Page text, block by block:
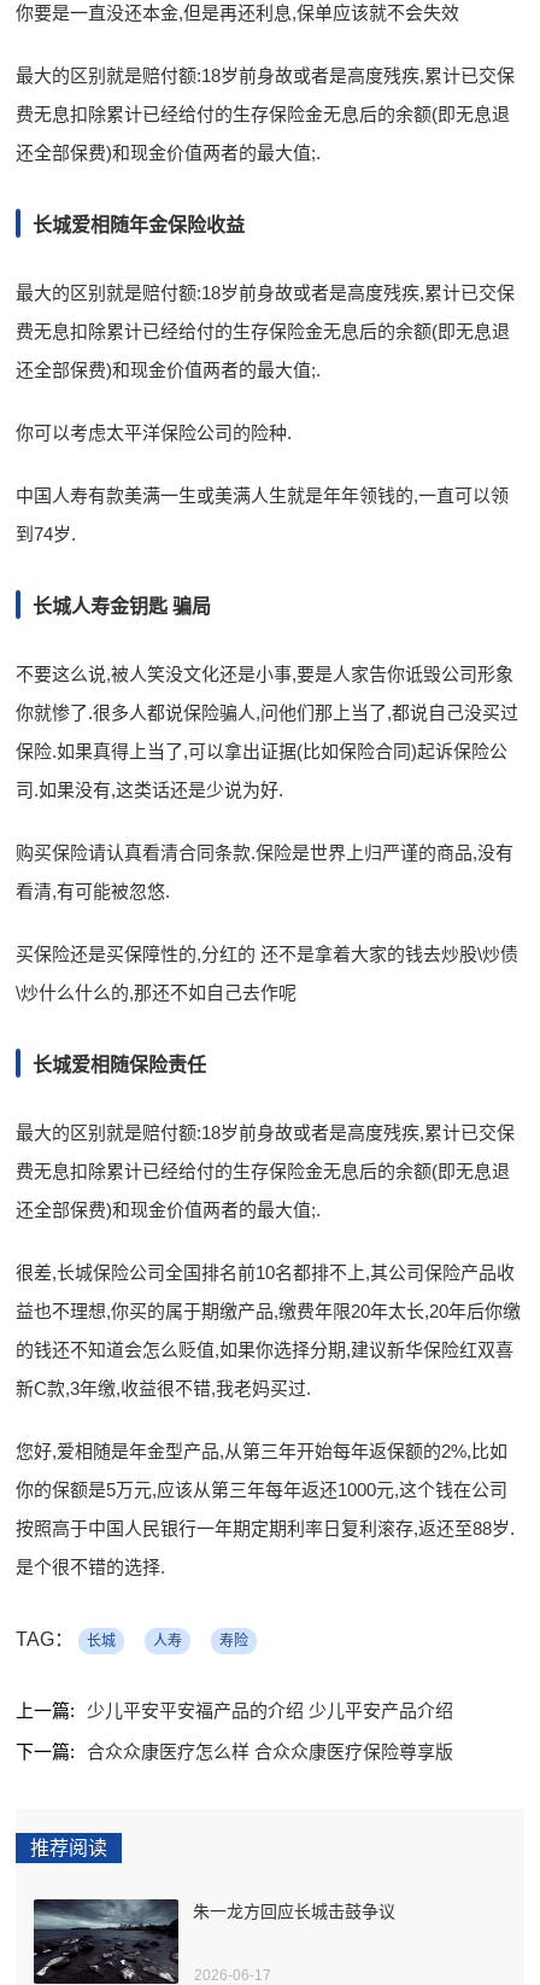
你要是一直没还本金,但是再还利息,保单应该就不会失效
最大的区别就是赔付额:18岁前身故或者是高度残疾,累计已交保
费无息扣除累计已经给付的生存保险金无息后的余额(即无息退
还全部保费)和现金价值两者的最大值;.
长城爱相随年金保险收益
最大的区别就是赔付额:18岁前身故或者是高度残疾,累计已交保
费无息扣除累计已经给付的生存保险金无息后的余额(即无息退
还全部保费)和现金价值两者的最大值;.
你可以考虑太平洋保险公司的险种.
中国人寿有款美满一生或美满人生就是年年领钱的,一直可以领
到74岁.
长城人寿金钥匙 骗局
不要这么说,被人笑没文化还是小事,要是人家告你诋毁公司形象
你就惨了.很多人都说保险骗人,问他们那上当了,都说自己没买过
保险.如果真得上当了,可以拿出证据(比如保险合同)起诉保险公
司.如果没有,这类话还是少说为好.
购买保险请认真看清合同条款.保险是世界上归严谨的商品,没有
看清,有可能被忽悠.
买保险还是买保障性的,分红的 还不是拿着大家的钱去炒股\炒债
\炒什么什么的,那还不如自己去作呢
长城爱相随保险责任
最大的区别就是赔付额:18岁前身故或者是高度残疾,累计已交保
费无息扣除累计已经给付的生存保险金无息后的余额(即无息退
还全部保费)和现金价值两者的最大值;.
很差,长城保险公司全国排名前10名都排不上,其公司保险产品收
益也不理想,你买的属于期缴产品,缴费年限20年太长,20年后你缴
的钱还不知道会怎么贬值,如果你选择分期,建议新华保险红双喜
新C款,3年缴,收益很不错,我老妈买过.
您好,爱相随是年金型产品,从第三年开始每年返保额的2%,比如
你的保额是5万元,应该从第三年每年返还1000元,这个钱在公司
按照高于中国人民银行一年期定期利率日复利滚存,返还至88岁.
是个很不错的选择.
TAG： 长城 人寿 寿险
上一篇:
少儿平安平安福产品的介绍 少儿平安产品介绍
下一篇:
合众众康医疗怎么样 合众众康医疗保险尊享版
推荐阅读
朱一龙方回应长城击鼓争议
2026-06-17